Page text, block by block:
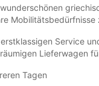
Mobilitätsbedürfnisse
Service
Lieferwagen
Tagen